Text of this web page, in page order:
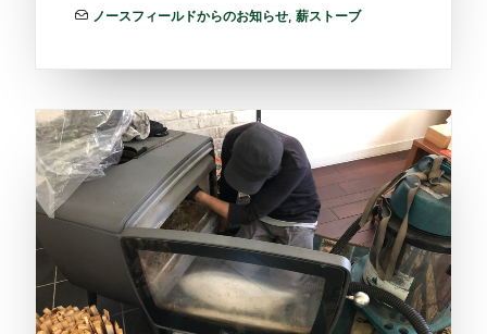
ノースフィールドからのお知らせ, 薪ストーブ